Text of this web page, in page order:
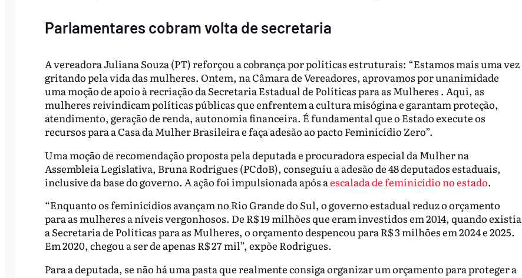
Parlamentares cobram volta de secretaria
A vereadora Juliana Souza (PT) reforçou a cobrança por políticas estruturais: “Estamos mais uma vez
gritando pela vida das mulheres. Ontem, na Câmara de Vereadores, aprovamos por unanimidade
uma moção de apoio à recriação da Secretaria Estadual de Políticas para as Mulheres . Aqui, as
mulheres reivindicam políticas públicas que enfrentem a cultura misógina e garantam proteção,
atendimento, geração de renda, autonomia financeira. É fundamental que o Estado execute os
recursos para a Casa da Mulher Brasileira e faça adesão ao pacto Feminicídio Zero”.
Uma moção de recomendação proposta pela deputada e procuradora especial da Mulher na
Assembleia Legislativa, Bruna Rodrigues (PCdoB), conseguiu a adesão de 48 deputados estaduais,
inclusive da base do governo. A ação foi impulsionada após aescalada de feminicídio no estado.
“Enquanto os feminicídios avançam no Rio Grande do Sul, o governo estadual reduz o orçamento
para as mulheres a níveis vergonhosos. De R$ 19 milhões que eram investidos em 2014, quando existia
a Secretaria de Políticas para as Mulheres, o orçamento despencou para R$ 3 milhões em 2024 e 2025.
Em 2020, chegou a ser de apenas R$ 27 mil”, expõe Rodrigues.
Para a deputada, se não há uma pasta que realmente consiga organizar um orçamento para proteger a